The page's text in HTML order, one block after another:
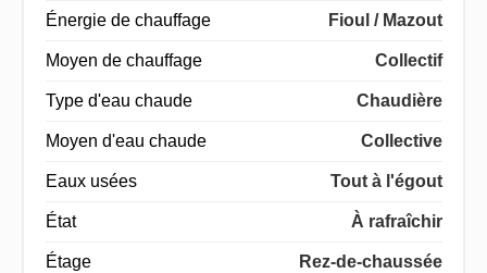
Énergie de chauffage Fioul / Mazout
Moyen de chauffage Collectif
Type d'eau chaude Chaudière
Moyen d'eau chaude Collective
Eaux usées Tout à l'égout
État À rafraîchir
Étage Rez-de-chaussée